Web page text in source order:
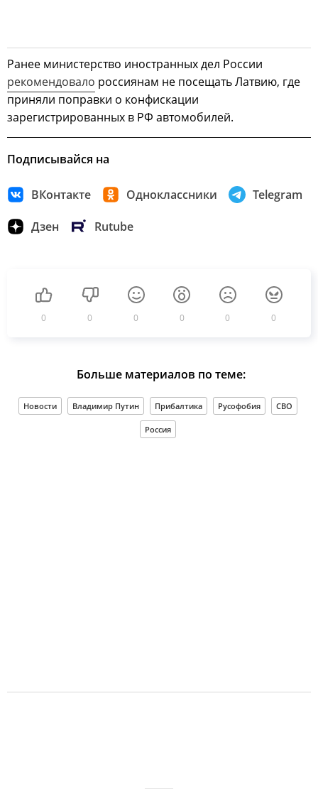
Ранее министерство иностранных дел России
рекомендовало россиянам не посещать Латвию, где
приняли поправки о конфискации
зарегистрированных в РФ автомобилей.
Подписывайся на
ВКонтакте Одноклассники Telegram
Дзен Rutube
0 0 0 0 0 0
Больше материалов по теме:
Новости Владимир Путин Прибалтика Русофобия СВО
Россия